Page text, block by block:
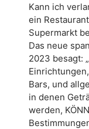
Kann ich
ein
Supermarkt
Das neue
2023 besagt:
Bars, und
in denen
werden,